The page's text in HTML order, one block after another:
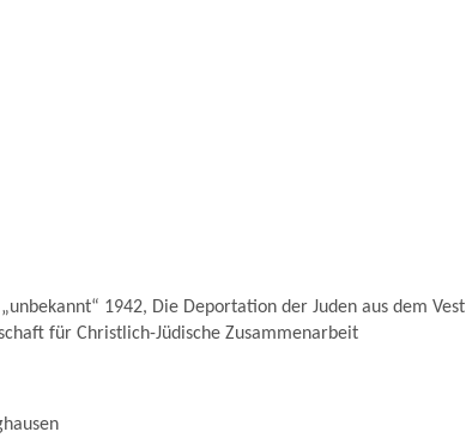
1942, Die Deportation der Juden aus dem Vest
für Christlich-Jüdische Zusammenarbeit